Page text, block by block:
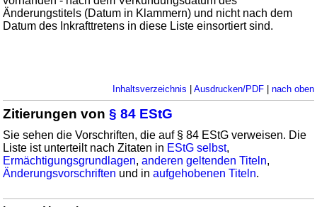
Änderungstitels (Datum in Klammern) und nicht nach dem
Datum des Inkrafttretens in diese Liste einsortiert sind.
Inhaltsverzeichnis | Ausdrucken/PDF| nach oben
Zitierungen von§ 84 EStG
Sie sehen die Vorschriften, die auf § 84 EStG verweisen. Die
Liste ist unterteilt nach Zitaten in EStG selbst,
Ermächtigungsgrundlagen,anderen geltenden Titeln,
Änderungsvorschriften und inaufgehobenen Titeln.